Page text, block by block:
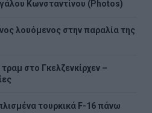
Κωνσταντίνου (Photos)
λουόμενος στην παραλία της
στο Γκελζενκίρχεν –
τουρκικά F-16 πάνω